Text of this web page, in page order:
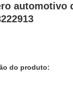
automotivo
do produto: